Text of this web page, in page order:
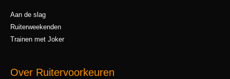
Aan de slag
Ruiterweekenden
Trainen met Joker
Over Ruitervoorkeuren